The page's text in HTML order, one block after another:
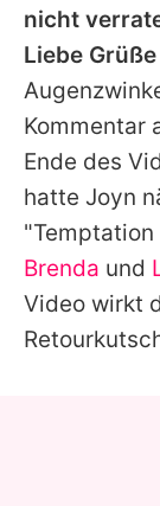
nicht
Liebe
Kommentar
Ende des
hatte Joyn
"Temptation
Brenda und
Video wirkt